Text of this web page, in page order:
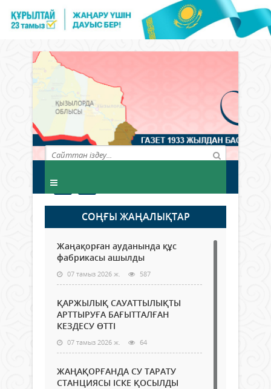
СОҢҒЫ ЖАҢАЛЫҚТАР
Жаңақорған ауданында құс
фабрикасы ашылды
07 тамыз 2026 ж. 587
ҚАРЖЫЛЫҚ САУАТТЫЛЫҚТЫ
АРТТЫРУҒА БАҒЫТТАЛҒАН
КЕЗДЕСУ ӨТТІ
07 тамыз 2026 ж. 64
ЖАҢАҚОРҒАНДА СУ ТАРАТУ
СТАНЦИЯСЫ ІСКЕ ҚОСЫЛДЫ